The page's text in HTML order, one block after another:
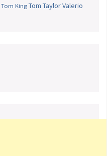
Tom King Tom TaylorValerio